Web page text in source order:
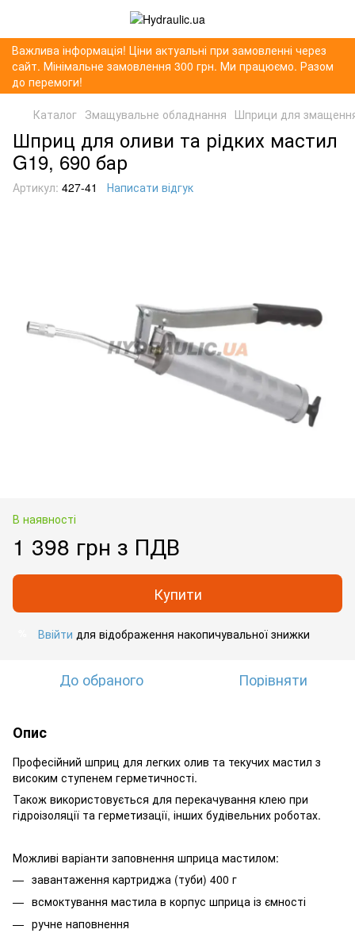
Важлива інформація! Ціни актуальні при замовленні через
сайт. Мінімальне замовлення 300 грн. Ми працюємо. Разом
до перемоги!
Каталог Змащувальне обладнання Шприци для
Шприц для оливи та рідких мастил
G19, 690 бар
Артикул: 427-41 Написати відгук
В наявності
1 398 грн з ПДВ
Купити
Ввійти для відображення накопичувальної знижки
До обраного Порівняти
Опис
Професійний шприц для легких олив та текучих мастил з
високим ступенем герметичності.
Також використовується для перекачування клею при
гідроізоляції та герметизації, інших будівельних роботах.
Можливі варіанти заповнення шприца мастилом:
завантаження картриджа (туби) 400 г
всмоктування мастила в корпус шприца із ємності
ручне наповнення